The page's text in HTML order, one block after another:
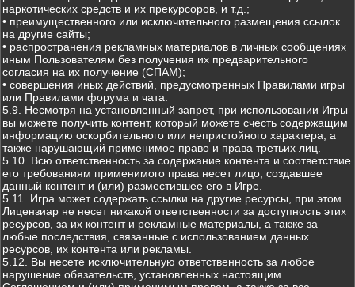
наркотических средств и их прекурсоров, и т.д.;
• преимущественного или исключительного размещения ссылок
на другие сайты;
• распространения рекламных материалов в личных сообщениях
иным Пользователям без получения их предварительного
согласия на их получение (СПАМ);
• совершения иных действий, предусмотренных Правилами игры
или Правилами форума и чата.
5.9. Несмотря на установленный запрет, при использовании Игры
вы можете получить контент, который можете счесть содержащим
информацию оскорбительного или непристойного характера, а
также нарушающий применимое право и права третьих лиц.
5.10. Всю ответственность за содержание контента и соответствие
его требованиям применимого права несет лицо, создавшее
данный контент и (или) разместившее его в Игре.
5.11. Игра может содержать ссылки на другие ресурсы, при этом
Лицензиар не несет никакой ответственности за доступность этих
ресурсов, за их контент и рекламные материалы, а также за
любые последствия, связанные с использованием данных
ресурсов, их контента или рекламы.
5.12. Вы несете исключительную ответственность за любое
нарушение обязательств, установленных настоящим